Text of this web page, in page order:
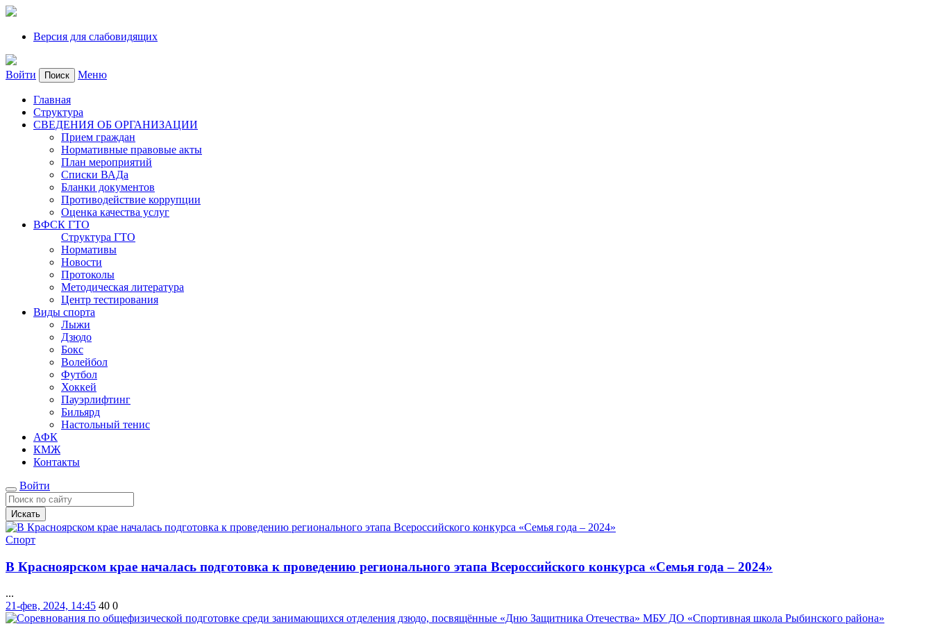
Версия для слабовидящих
Войти Поиск Меню
Главная
Структура
СВЕДЕНИЯ ОБ ОРГАНИЗАЦИИ
Прием граждан
Нормативные правовые акты
План мероприятий
Списки ВАДа
Бланки документов
Противодействие коррупции
Оценка качества услуг
ВФСК ГТО
Структура ГТО
Нормативы
Новости
Протоколы
Методическая литература
Центр тестирования
Виды спорта
Лыжи
Дзюдо
Бокс
Волейбол
Футбол
Хоккей
Пауэрлифтинг
Бильярд
Настольный тенис
АФК
КМЖ
Контакты
Войти
Искать
Спорт
В Красноярском крае началась подготовка к проведению регионального этапа Всероссийского конкурса «Семья года – 2024»
...
21-фев, 2024, 14:45 40 0